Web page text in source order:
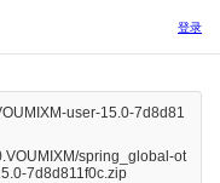
登录
user-15.0-7d8d81
spring_global-ot
7d8d811f0c.zip